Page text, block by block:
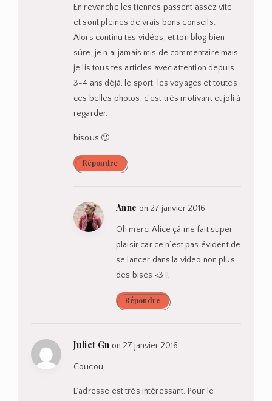
En revanche les tiennes passent assez vite
et sont pleines de vrais bons conseils.
Alors continu tes vidéos, et ton blog bien
sûre, je n’ai jamais mis de commentaire mais
je lis tous tes articles avec attention depuis
3-4 ans déjà, le sport, les voyages et toutes
ces belles photos, c’est très motivant et joli à
regarder.
bisous 🙂
Répondre
Anne on 27 janvier 2016
Oh merci Alice çå me fait super
plaisir car ce n’est pas évident de
se lancer dans la video non plus
des bises <3 !!
Répondre
Juliet Gn on 27 janvier 2016
Coucou,
L’adresse est très intéressant. Pour le